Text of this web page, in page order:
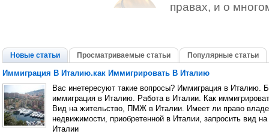
правах, и о
Новые статьи Просматриваемые статьи Популярные статьи
Иммиграция В Италию.как Иммигрировать В Италию
Вас инетересуют такие вопросы? Иммиграция в Италию.
иммиграция в Италию. Работа в Италии. Как
Вид на жительство, ПМЖ в Италии. Имеет ли право
недвижимости, приобретенной в Италии, запросить вид
Италии